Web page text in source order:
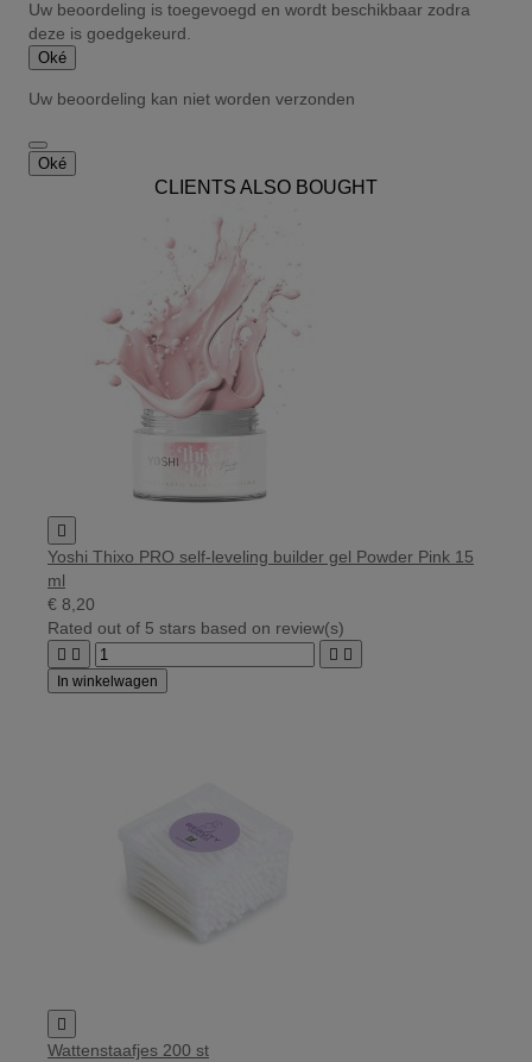
Uw beoordeling is toegevoegd en wordt beschikbaar zodra
deze is goedgekeurd.
Oké
Uw beoordeling kan niet worden verzonden
Oké
CLIENTS ALSO BOUGHT

Yoshi Thixo PRO self-leveling builder gel Powder Pink 15
ml
€ 8,20
Rated out of 5 stars based on review(s)
   
In winkelwagen

Wattenstaafjes 200 st